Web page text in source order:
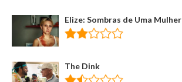
Elize: Sombras de Uma Mulher
The Dink